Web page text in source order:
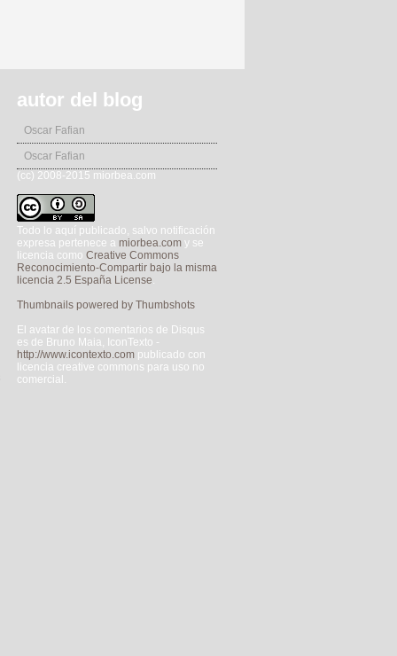
autor del blog
Oscar Fafian
Oscar Fafian
(cc) 2008-2015 miorbea.com
Todo lo aquí publicado, salvo notificación
expresa pertenece a miorbea.com y se
licencia como Creative Commons
Reconocimiento-Compartir bajo la misma
licencia 2.5 España License
Thumbnails powered by Thumbshots
El avatar de los comentarios de Disqus
es de Bruno Maia, IconTexto -
http://www.icontexto.com publicado con
licencia creative commons para uso no
comercial.